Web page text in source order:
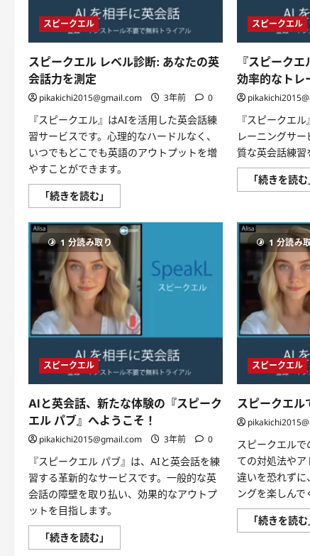
の
英
会
話
ー
ー、
AI
力
で
明
日
か
ら
も
ス
ム
ズ
に！
に
つ
い
て
さ
ら
に
読
む
スピークエル
スピークエル レベル診断: あなたの英
会話力を測定
pikakichi2015@gmail.com 3年前 0
『スピークエル』はAIを活用した英会話練
習サービスです。心理的なハードルなく、
いつでもどこでも英語のアウトプットを増
やすことができます。
「続きを読む」
ピ
ク
エ
ル
レ
ベ
ル
診
断:
あ
な
た
の
会
話
力
を
定
に
つ
て
ら
読
む
スピークエル
『スピーク
効率的なトレ
『スピークエ
レーニングサ
質な英会話練習
「続きを読む
1 分読み取り
スピークエル
AIと英会話、新たな体験の『スピーク
エル パブ』へようこそ！
pikakichi2015@gmail.com 3年前 0
『スピークエル パブ』は、AIと英会話を練
習する革新的なサービスです。一般的な英
会話の障壁を取り払い、効果的なアウトプ
ットを目指します。
「続きを読む」
と
1 分読み
スピークエル
スピークエル
スピークエル
ての対処法や
違いを恐れず
ングを楽しんで
「続きを読む